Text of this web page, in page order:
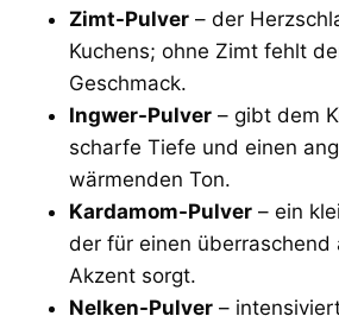
Zimt-Pulver – der
Kuchens; ohne Zimt fehlt
Geschmack.
Ingwer-Pulver – gibt dem
scharfe Tiefe und einen
wärmenden Ton.
Kardamom-Pulver – ein
der für einen überraschend
Akzent sorgt.
Nelken-Pulver –